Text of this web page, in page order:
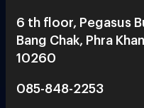
6 th floor, Pegasus
Bang Chak, Phra
10260
085-848-2253